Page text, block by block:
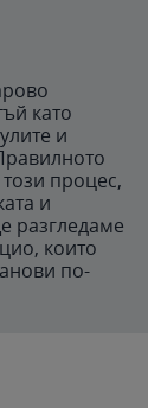
като
и
процес,
и
разгледаме
които
по-